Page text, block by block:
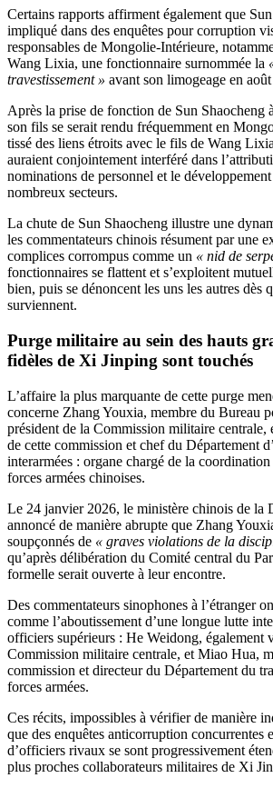
Certains rapports affirment également que
impliqué dans des enquêtes pour corruption
responsables de Mongolie-Intérieure,
Wang Lixia, une fonctionnaire surnommée la
travestissement » avant son limogeage en
Après la prise de fonction de Sun Shaocheng
son fils se serait rendu fréquemment en
tissé des liens étroits avec le fils de Wang
auraient conjointement interféré dans
nominations de personnel et le
nombreux secteurs.
La chute de Sun Shaocheng illustre une
les commentateurs chinois résument par une
complices corrompus comme un « nid de
fonctionnaires se flattent et s’exploitent
bien, puis se dénoncent les uns les autres dès
surviennent.
Purge militaire au sein des hauts
fidèles de Xi Jinping sont touchés
L’affaire la plus marquante de cette purge
concerne Zhang Youxia, membre du Bureau
président de la Commission militaire
de cette commission et chef du Département
interarmées : organe chargé de la
forces armées chinoises.
Le 24 janvier 2026, le ministère chinois de la
annoncé de manière abrupte que Zhang
soupçonnés de « graves violations de la
qu’après délibération du Comité central du
formelle serait ouverte à leur encontre.
Des commentateurs sinophones à l’étranger
comme l’aboutissement d’une longue lutte
officiers supérieurs : He Weidong, également
Commission militaire centrale, et Miao Hua,
commission et directeur du Département du
forces armées.
Ces récits, impossibles à vérifier de manière
que des enquêtes anticorruption concurrentes
d’officiers rivaux se sont progressivement
plus proches collaborateurs militaires de Xi